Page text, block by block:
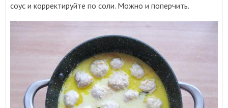
соус и корректируйте по соли. Можно и поперчить.